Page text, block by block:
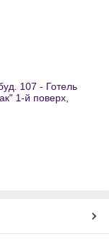
107 - Готель
1-й поверх,